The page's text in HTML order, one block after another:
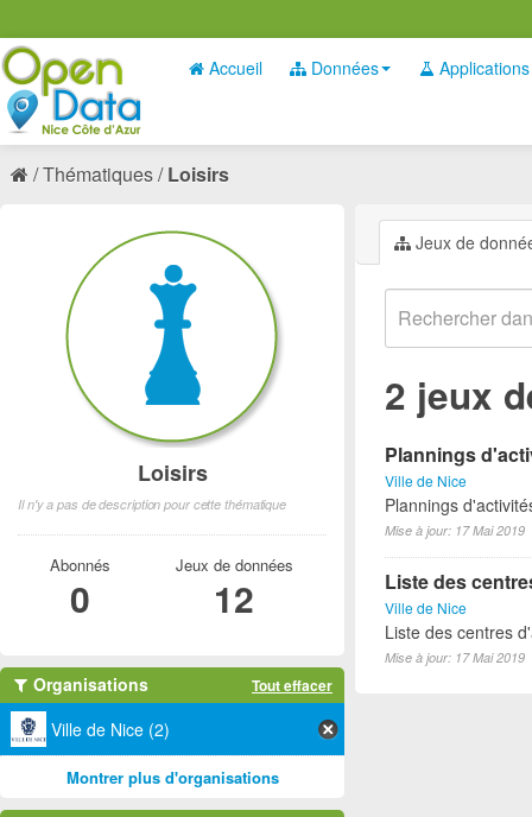
Accueil Données Applications
Thématiques Loisirs
Jeux de
2 jeux
Plannings
Ville de Nice
Plannings
Mise à jour: 17 Mai 2019
Liste des
Ville de Nice
Liste des centres
Mise à jour: 17 Mai 2019
Loisirs
Il n'y a pas de description pour cette thématique
Abonnés
0
Jeux de données
12
Organisations Tout effacer
Ville de Nice (2)
Montrer plus d'organisations